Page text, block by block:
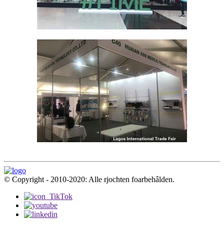
© Copyright - 2010-2020: Alle rjochten foarbehâlden.